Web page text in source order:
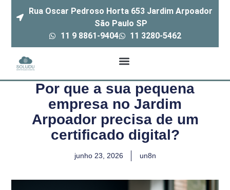
Rua Oscar Pedroso Horta 653 Jardim Arpoador
São Paulo SP
11 9 8861-9404
11 3280-5462
Por que a sua pequena
empresa no Jardim
Arpoador precisa de um
certificado digital?
junho 23, 2026 un8n